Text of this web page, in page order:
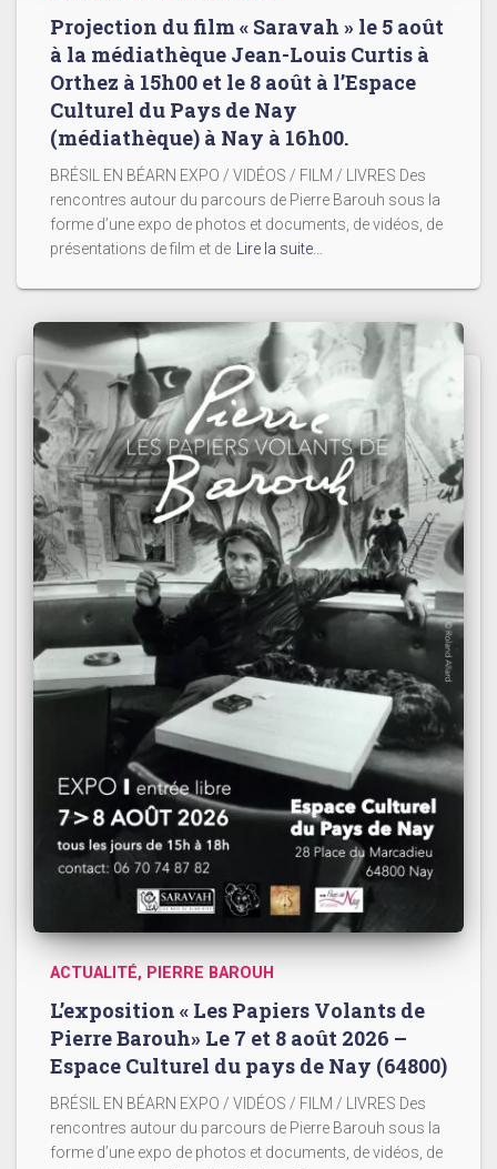
Projection du film « Saravah » le 5 août
à la médiathèque Jean-Louis Curtis à
Orthez à 15h00 et le 8 août à l’Espace
Culturel du Pays de Nay
(médiathèque) à Nay à 16h00.
BRÉSIL EN BÉARN EXPO / VIDÉOS / FILM / LIVRES Des
rencontres autour du parcours de Pierre Barouh sous la
forme d’une expo de photos et documents, de vidéos, de
présentations de film et de
Lire la suite…
ACTUALITÉ PIERRE BAROUH
L’exposition « Les Papiers Volants de
Pierre Barouh» Le 7 et 8 août 2026 –
Espace Culturel du pays de Nay (64800)
BRÉSIL EN BÉARN EXPO / VIDÉOS / FILM / LIVRES Des
rencontres autour du parcours de Pierre Barouh sous la
forme d’une expo de photos et documents, de vidéos, de